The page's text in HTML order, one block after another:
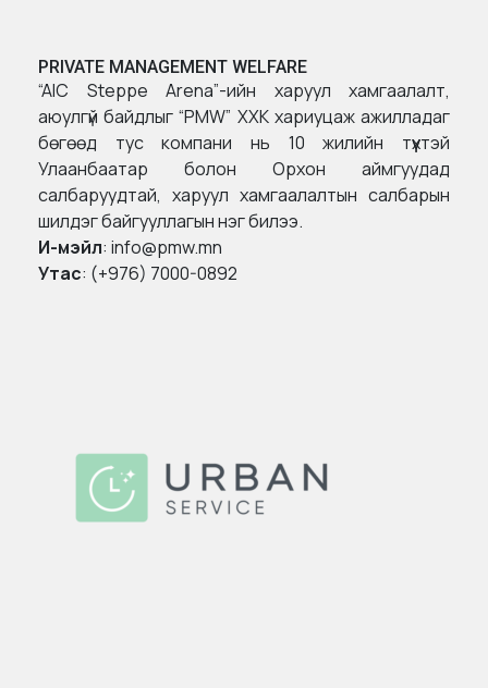
PRIVATE MANAGEMENT WELFARE
“AIC Steppe Arena”-ийн харуул хамгаалалт,
аюулгүй байдлыг “PMW” ХХК хариуцаж ажилладаг
бөгөөд тус компани нь 10 жилийн түүхтэй
Улаанбаатар болон Орхон аймгуудад
салбаруудтай, харуул хамгаалалтын салбарын
шилдэг байгууллагын нэг билээ.
И-мэйл: info@pmw.mn
Утас: (+976) 7000-0892